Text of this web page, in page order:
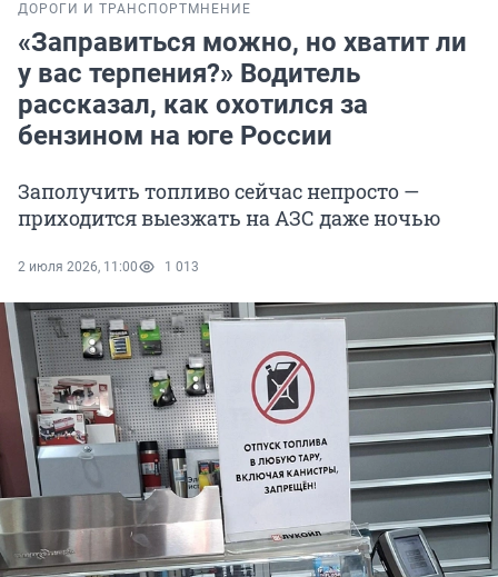
ДОРОГИ И ТРАНСПОРТ МНЕНИЕ
«Заправиться можно, но хватит ли
у вас терпения?» Водитель
рассказал, как охотился за
бензином на юге России
Заполучить топливо сейчас непросто —
приходится выезжать на АЗС даже ночью
2 июля 2026, 11:00 1 013